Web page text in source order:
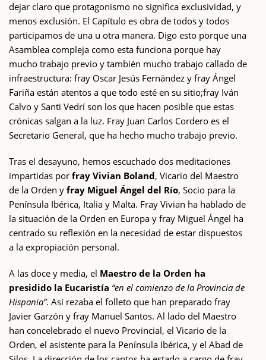
dejar claro que protagonismo no significa exclusividad, y
menos exclusión. El Capítulo es obra de todos y todos
participamos de una u otra manera. Digo esto porque una
Asamblea compleja como esta funciona porque hay
mucho trabajo previo y también mucho trabajo callado de
infraestructura: fray Oscar Jesús Fernández y fray Ángel
Fariña están atentos a que todo esté en su sitio;fray Iván
Calvo y Santi Vedrí son los que hacen posible que estas
crónicas salgan a la luz. Fray Juan Carlos Cordero es el
Secretario General, que ha hecho mucho trabajo previo.
Tras el desayuno, hemos escuchado dos meditaciones
impartidas por fray Vivian Boland, Vicario del Maestro
de la Orden y fray Miguel Ángel del Río, Socio para la
Península Ibérica, Italia y Malta. Fray Vivian ha hablado de
la situación de la Orden en Europa y fray Miguel Ángel ha
centrado su reflexión en la necesidad de estar dispuestos
a la expropiación personal.
A las doce y media, el Maestro de la Orden ha
presidido la Eucaristía “en el comienzo de la Provincia de
Hispania”. Así rezaba el folleto que han preparado fray
Javier Garzón y fray Manuel Santos. Al lado del Maestro
han concelebrado el nuevo Provincial, el Vicario de la
Orden, el asistente para la Península Ibérica, y el Abad de